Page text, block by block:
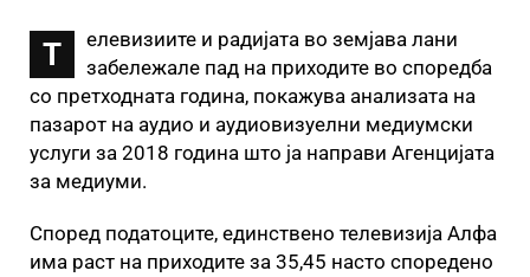
Т
елевизиите и радијата во земјава лани
забележале пад на приходите во споредба
со претходната година, покажува анализата на
пазарот на аудио и аудиовизуелни медиумски
услуги за 2018 година што ја направи Агенцијата
за медиуми.
Според податоците, единствено телевизија Алфа
има раст на приходите за 35,45 насто споредено